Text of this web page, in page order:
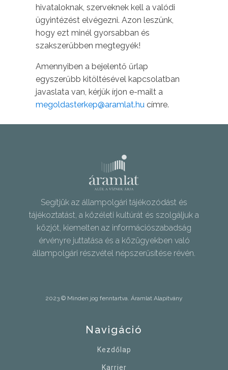
hivataloknak, szerveknek kell a valódi
ügyintézést elvégezni. Azon leszünk,
hogy ezt minél gyorsabban és
szakszerűbben megtegyék!
Amennyiben a bejelentő űrlap
egyszerűbb kitöltésével kapcsolatban
javaslata van, kérjük írjon e-mailt a
megoldasterkep@aramlat.hu címre.
Segítjük az állampolgári tájékozódást és
tájékoztatást, a közéleti kultúrát és szolgáljuk a
közjót, kiemelten az információszabadság
érvényre juttatása és a közügyekben való
állampolgári részvétel népszerűsítése révén.
2023 © Minden jog fenntartva. Áramlat Alapítvány
Navigáció
Kezdőlap
Karrier